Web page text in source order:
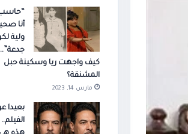
أنا
ولية
جدعة”..
كيف واجهت ريا وسكينة حبل
المشنقة؟
مارس 14, 2023
بعيدا
الفيلم..